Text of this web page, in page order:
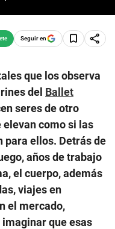
Seguir en
que los observa
del Ballet
seres de otro
elevan como si las
para ellos. Detrás de
años de trabajo
el cuerpo, además
viajes en
el mercado,
que esas